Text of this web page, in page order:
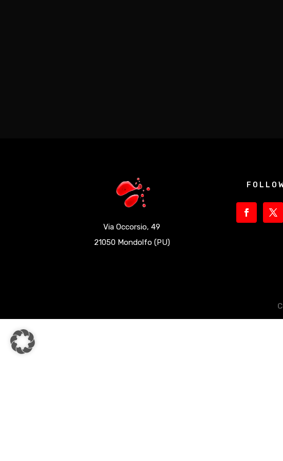
Via Occorsio, 49
21050 Mondolfo (PU)